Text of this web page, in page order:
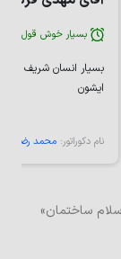
بسیار خوش قول
بسیار انسان شریف و
ایشون
نام دکوراتور: محمد رضائی
را در «سلام ساختمان»